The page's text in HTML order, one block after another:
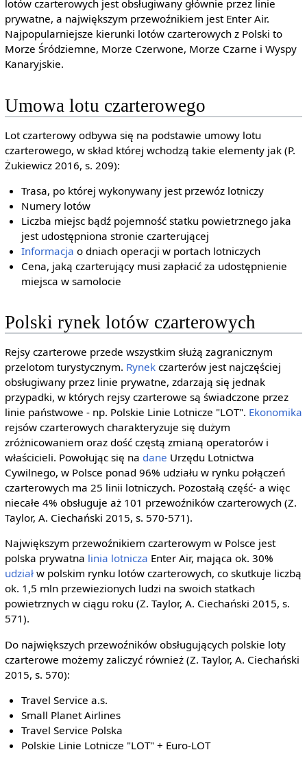
lotów czarterowych jest obsługiwany głównie przez linie
prywatne, a największym przewoźnikiem jest Enter Air.
Najpopularniejsze kierunki lotów czarterowych z Polski to
Morze Śródziemne, Morze Czerwone, Morze Czarne i Wyspy
Kanaryjskie.
Umowa lotu czarterowego
Lot czarterowy odbywa się na podstawie umowy lotu
czarterowego, w skład której wchodzą takie elementy jak (P.
Żukiewicz 2016, s. 209):
Trasa, po której wykonywany jest przewóz lotniczy
Numery lotów
Liczba miejsc bądź pojemność statku powietrznego jaka
jest udostępniona stronie czarterującej
Informacja o dniach operacji w portach lotniczych
Cena, jaką czarterujący musi zapłacić za udostępnienie
miejsca w samolocie
Polski rynek lotów czarterowych
Rejsy czarterowe przede wszystkim służą zagranicznym
przelotom turystycznym. Rynekczarterów jest najczęściej
obsługiwany przez linie prywatne, zdarzają się jednak
przypadki, w których rejsy czarterowe są świadczone przez
linie państwowe - np. Polskie Linie Lotnicze "LOT". Ekonomika
rejsów czarterowych charakteryzuje się dużym
zróżnicowaniem oraz dość częstą zmianą operatorów i
właścicieli. Powołując się na dane Urzędu Lotnictwa
Cywilnego, w Polsce ponad 96% udziału w rynku połączeń
czarterowych ma 25 linii lotniczych. Pozostałą część- a więc
niecałe 4% obsługuje aż 101 przewoźników czarterowych (Z.
Taylor, A. Ciechański 2015, s. 570-571).
Największym przewoźnikiem czarterowym w Polsce jest
polska prywatna linia lotnicza Enter Air, mająca ok. 30%
udziałw polskim rynku lotów czarterowych, co skutkuje liczbą
ok. 1,5 mln przewiezionych ludzi na swoich statkach
powietrznych w ciągu roku (Z. Taylor, A. Ciechański 2015, s.
571).
Do największych przewoźników obsługujących polskie loty
czarterowe możemy zaliczyć również (Z. Taylor, A. Ciechański
2015, s. 570):
Travel Service a.s.
Small Planet Airlines
Travel Service Polska
Polskie Linie Lotnicze "LOT" + Euro-LOT